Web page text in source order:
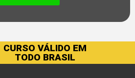
CURSO VÁLIDO EM
TODO BRASIL